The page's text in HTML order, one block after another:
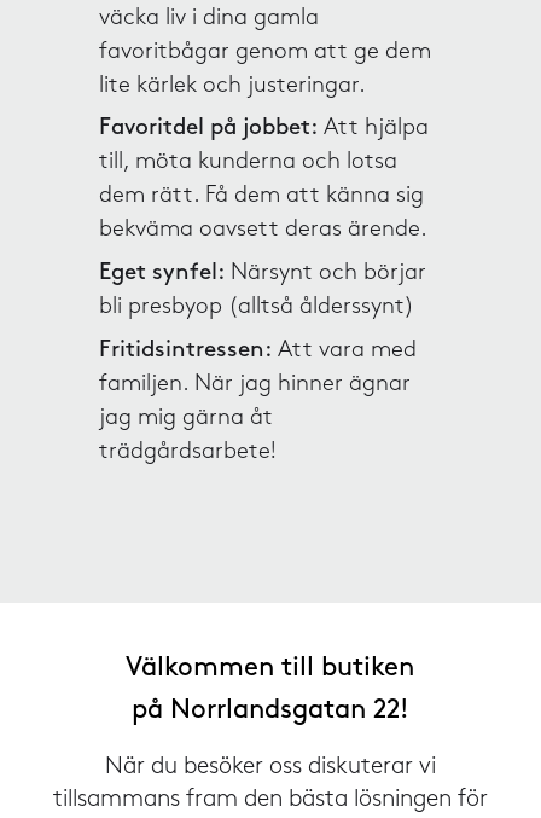
väcka liv i dina gamla
favoritbågar genom att ge dem
lite kärlek och justeringar.
Favoritdel på jobbet: Att hjälpa
till, möta kunderna och lotsa
dem rätt. Få dem att känna sig
bekväma oavsett deras ärende.
Eget synfel: Närsynt och börjar
bli presbyop (alltså ålderssynt)
Fritidsintressen: Att vara med
familjen. När jag hinner ägnar
jag mig gärna åt
trädgårdsarbete!
Välkommen till butiken
på Norrlandsgatan 22!
När du besöker oss diskuterar vi
tillsammans fram den bästa lösningen för